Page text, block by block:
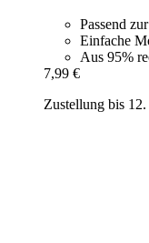
Passend
Einfache
Aus 95%
7,99 €
Zustellung bis